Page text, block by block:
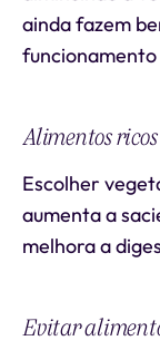
ainda fazem
funcionamento
Alimentos
Escolher
aumenta a
melhora a
Evitar